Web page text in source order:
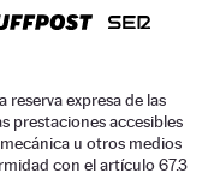
reserva expresa de las
prestaciones accesibles
u otros medios
con el artículo 67.3